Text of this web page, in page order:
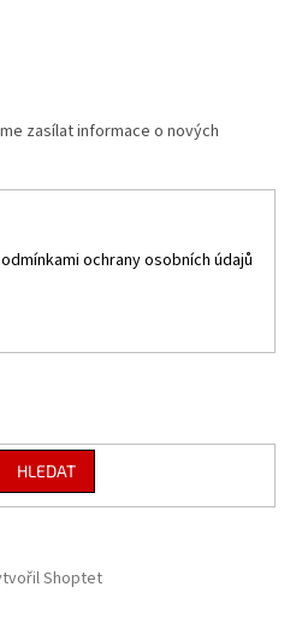
zasílat informace o nových
ochrany osobních údajů
HLEDAT
Shoptet